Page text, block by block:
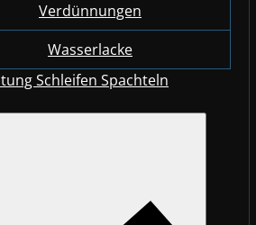
Verdünnungen
Wasserlacke
Schleifen Spachteln